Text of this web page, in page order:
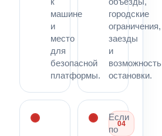
машине
и
место
для
безопасной
платформы.
городские
ограничения,
заезды
и
возможность
остановки.
04
Если
по